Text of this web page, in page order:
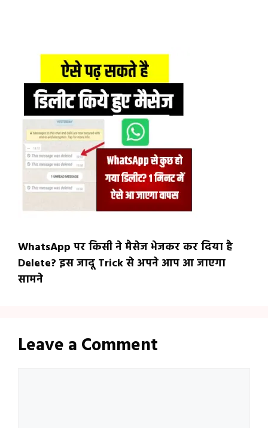
WhatsApp पर किसी ने मैसेज भेजकर कर दिया है
Delete? इस जादू Trick से अपने आप आ जाएगा
सामने
Leave a Comment